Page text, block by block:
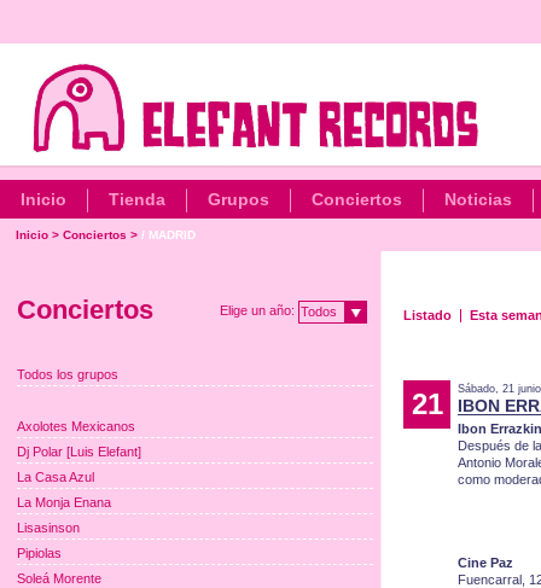
Inicio Tienda Grupos Conciertos Noticias
Inicio > Conciertos > / MADRID
Listado Esta
21 Sábado, 21
IBON
Ibon Errazkin
Después de
Antonio
como
Cine Paz
Fuencarral,
Conciertos Elige un año: Todos
Todos los grupos
Axolotes Mexicanos
Dj Polar [Luis Elefant]
La Casa Azul
La Monja Enana
Lisasinson
Pipiolas
Soleá Morente